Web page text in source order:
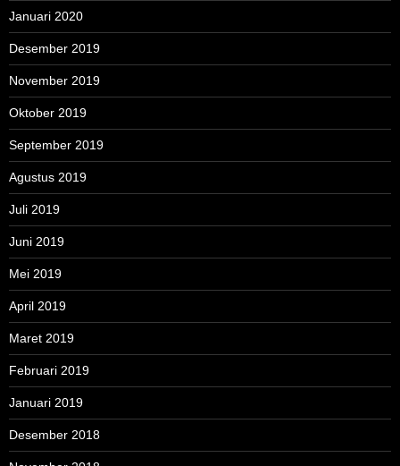
Januari 2020
Desember 2019
November 2019
Oktober 2019
September 2019
Agustus 2019
Juli 2019
Juni 2019
Mei 2019
April 2019
Maret 2019
Februari 2019
Januari 2019
Desember 2018